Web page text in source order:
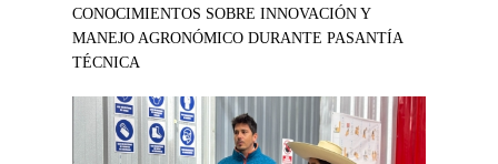
CONOCIMIENTOS SOBRE INNOVACIÓN Y
MANEJO AGRONÓMICO DURANTE PASANTÍA
TÉCNICA